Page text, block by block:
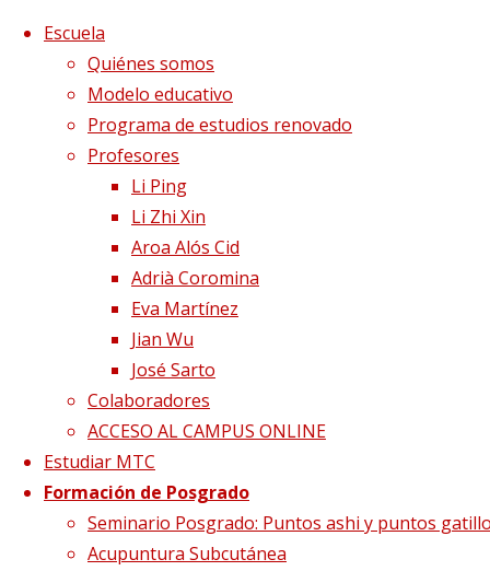
Saltar al contenido
Escuela
Quiénes somos
Modelo educativo
Programa de estudios renovado
Profesores
Li Ping
Li Zhi Xin
Aroa Alós Cid
Adrià Coromina
Eva Martínez
Jian Wu
José Sarto
Colaboradores
ACCESO AL CAMPUS ONLINE
Estudiar MTC
Formación de Posgrado
Seminario Posgrado: Puntos ashi y puntos gatillo
Acupuntura Subcutánea
Página de Inicio